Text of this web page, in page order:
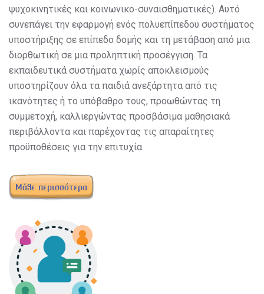
ψυχοκινητικές και κοινωνικο-συναισθηματικές). Αυτό
συνεπάγει την εφαρμογή ενός πολυεπίπεδου συστήματος
υποστήριξης σε επίπεδο δομής και τη μετάβαση από μια
διορθωτική σε μια προληπτική προσέγγιση. Τα
εκπαιδευτικά συστήματα χωρίς αποκλεισμούς
υποστηρίζουν όλα τα παιδιά ανεξάρτητα από τις
ικανότητες ή το υπόβαθρο τους, προωθώντας τη
συμμετοχή, καλλιεργώντας προσβάσιμα μαθησιακά
περιβάλλοντα και παρέχοντας τις απαραίτητες
προϋποθέσεις για την επιτυχία.
Μάθε περισσότερα